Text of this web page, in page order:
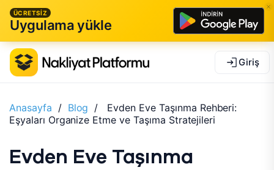
ÜCRETSİZ
Uygulama yükle
Giriş
Anasayfa / Blog /
Evden Eve Taşınma Rehberi:
Eşyaları Organize Etme ve Taşıma Stratejileri
Evden Eve Taşınma